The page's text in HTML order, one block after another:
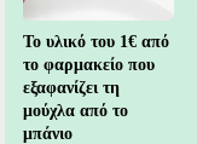
Το υλικό του 1€ από
το φαρμακείο που
εξαφανίζει τη
μούχλα από το
μπάνιο